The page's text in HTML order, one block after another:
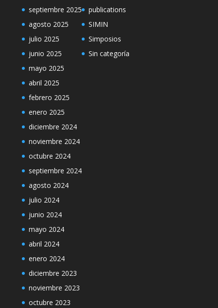
septiembre 2025
agosto 2025
julio 2025
junio 2025
mayo 2025
abril 2025
febrero 2025
enero 2025
diciembre 2024
noviembre 2024
octubre 2024
septiembre 2024
agosto 2024
julio 2024
junio 2024
mayo 2024
abril 2024
enero 2024
diciembre 2023
noviembre 2023
octubre 2023
publications
SIMIN
Simposios
Sin categoría